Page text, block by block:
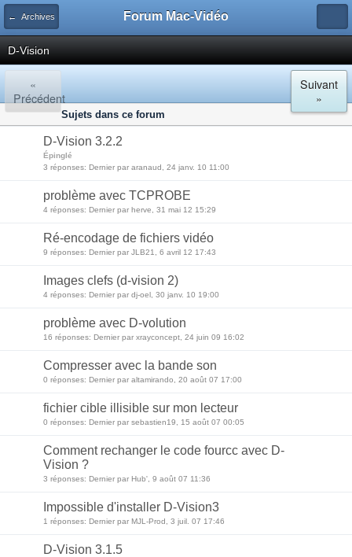
← Archives Forum Mac-Vidéo
D-Vision
«
Précédent
Suivant
»
Sujets dans ce forum
D-Vision 3.2.2
Épinglé
3 réponses: Dernier par aranaud, 24 janv. 10 11:00
problème avec TCPROBE
4 réponses: Dernier par herve, 31 mai 12 15:29
Ré-encodage de fichiers vidéo
9 réponses: Dernier par JLB21, 6 avril 12 17:43
Images clefs (d-vision 2)
4 réponses: Dernier par dj-oel, 30 janv. 10 19:00
problème avec D-volution
16 réponses: Dernier par xrayconcept, 24 juin 09 16:02
Compresser avec la bande son
0 réponses: Dernier par altamirando, 20 août 07 17:00
fichier cible illisible sur mon lecteur
0 réponses: Dernier par sebastien19, 15 août 07 00:05
Comment rechanger le code fourcc avec D-
Vision ?
3 réponses: Dernier par Hub', 9 août 07 11:36
Impossible d'installer D-Vision3
1 réponses: Dernier par MJL-Prod, 3 juil. 07 17:46
D-Vision 3.1.5